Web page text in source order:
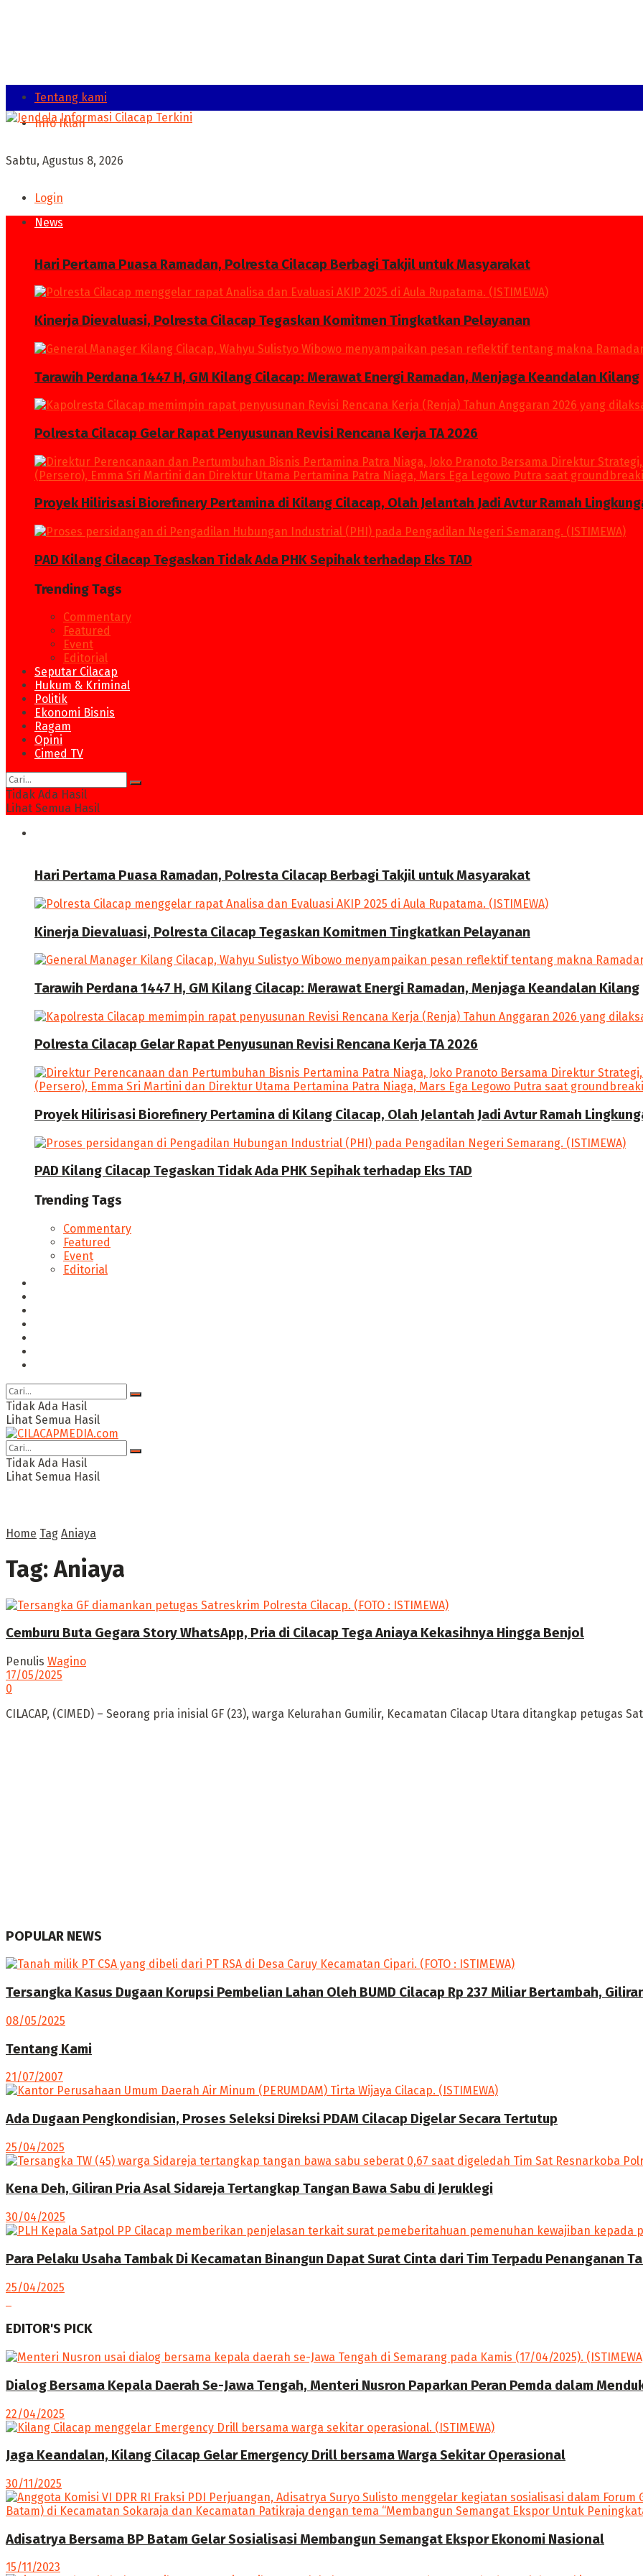
Tentang kami
Info Iklan
Sabtu, Agustus 8, 2026
Login
News
Hari Pertama Puasa Ramadan, Polresta Cilacap Berbagi Takjil untuk Masyarakat
Kinerja Dievaluasi, Polresta Cilacap Tegaskan Komitmen Tingkatkan Pelayanan
Tarawih Perdana 1447 H, GM Kilang Cilacap: Merawat Energi Ramadan, Menjaga Keandalan Kilang
Polresta Cilacap Gelar Rapat Penyusunan Revisi Rencana Kerja TA 2026
Proyek Hilirisasi Biorefinery Pertamina di Kilang Cilacap, Olah Jelantah Jadi Avtur Ramah
PAD Kilang Cilacap Tegaskan Tidak Ada PHK Sepihak terhadap Eks TAD
Trending Tags
Commentary
Featured
Event
Editorial
Seputar Cilacap
Hukum & Kriminal
Politik
Ekonomi Bisnis
Ragam
Opini
Cimed TV
Tidak Ada Hasil
Lihat Semua Hasil
Hari Pertama Puasa Ramadan, Polresta Cilacap Berbagi Takjil untuk Masyarakat
Kinerja Dievaluasi, Polresta Cilacap Tegaskan Komitmen Tingkatkan Pelayanan
Tarawih Perdana 1447 H, GM Kilang Cilacap: Merawat Energi Ramadan, Menjaga Keandalan Kilang
Polresta Cilacap Gelar Rapat Penyusunan Revisi Rencana Kerja TA 2026
Proyek Hilirisasi Biorefinery Pertamina di Kilang Cilacap, Olah Jelantah Jadi Avtur Ramah
PAD Kilang Cilacap Tegaskan Tidak Ada PHK Sepihak terhadap Eks TAD
Trending Tags
Commentary
Featured
Event
Editorial
Tidak Ada Hasil
Lihat Semua Hasil
Tidak Ada Hasil
Lihat Semua Hasil
Home Tag Aniaya
Tag:Aniaya
Cemburu Buta Gegara Story WhatsApp, Pria di Cilacap Tega Aniaya Kekasihnya Hingga Benjol
Penulis Wagino
17/05/2025
0
CILACAP, (CIMED) – Seorang pria inisial GF (23), warga Kelurahan Gumilir, Kecamatan Cilacap Utara ditangkap petugas
POPULAR NEWS
Tersangka Kasus Dugaan Korupsi Pembelian Lahan Oleh BUMD Cilacap Rp 237 Miliar Bertambah,
08/05/2025
Tentang Kami
21/07/2007
Ada Dugaan Pengkondisian, Proses Seleksi Direksi PDAM Cilacap Digelar Secara Tertutup
25/04/2025
Kena Deh, Giliran Pria Asal Sidareja Tertangkap Tangan Bawa Sabu di Jeruklegi
30/04/2025
Para Pelaku Usaha Tambak Di Kecamatan Binangun Dapat Surat Cinta dari Tim Terpadu Penanganan
25/04/2025
EDITOR'S PICK
Dialog Bersama Kepala Daerah Se-Jawa Tengah, Menteri Nusron Paparkan Peran Pemda dalam
22/04/2025
Jaga Keandalan, Kilang Cilacap Gelar Emergency Drill bersama Warga Sekitar Operasional
30/11/2025
Adisatrya Bersama BP Batam Gelar Sosialisasi Membangun Semangat Ekspor Ekonomi Nasional
15/11/2023